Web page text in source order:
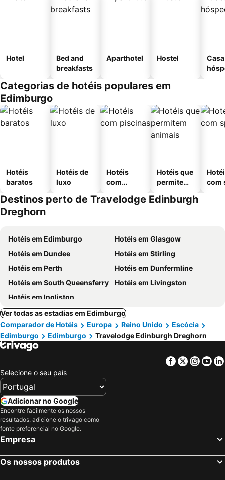
Hotel
Bed and
breakfasts
Aparthotel Hostel
Categorias de hotéis populares em
Edimburgo
Hotéis
baratos
Hotéis de
luxo
Hotéis
com
Hotéis que
permitem
com
Destinos perto de Travelodge Edinburgh
Dreghorn
Hotéis em Edimburgo
Hotéis em Glasgow
Hotéis em Dundee
Hotéis em Stirling
Hotéis em Perth
Hotéis em Dunfermline
Hotéis em South Queensferry
Hotéis em Livingston
Hotéis em Ingliston
Ver todas as estadias em Edimburgo
Comparador de Hotéis
Europa Reino Unido
Escócia
Edimburgo
Edimburgo Travelodge Edinburgh Dreghorn
Facebook
Twitter
Selecione o seu país
Adicionar no Google
Encontre facilmente os nossos
resultados: adicione o trivago como
fonte preferencial no Google.
Empresa
Os nossos produtos